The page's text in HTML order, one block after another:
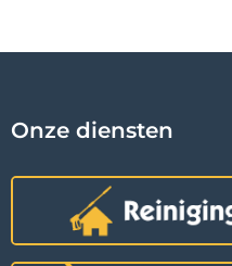
Onze diensten